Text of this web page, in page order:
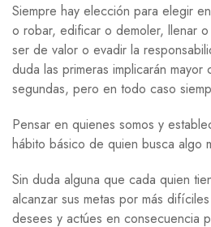
Siempre hay elección para elegir
o robar, edificar o demoler, llenar
ser de valor o evadir la
duda las primeras implicarán mayor
segundas, pero en todo caso
Pensar en quienes somos y
hábito básico de quien busca algo
Sin duda alguna que cada quien
alcanzar sus metas por más
desees y actúes en consecuencia